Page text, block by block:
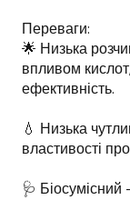
Переваги:
🌟 Низька
впливом
ефективність.
💧 Низька
властивості
🩺 Біосумісний